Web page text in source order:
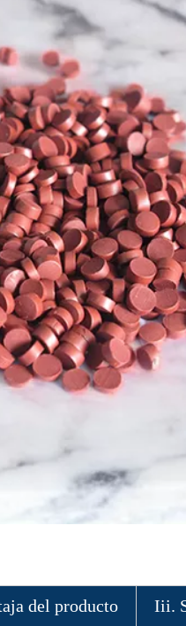
del producto Iii.